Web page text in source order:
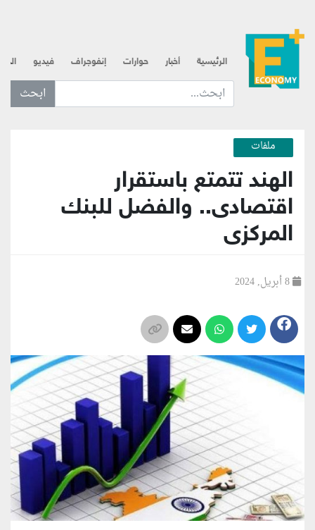
الرئيسية أخبار حوارات إنفوجراف فيديو
ابحث عن... :
ملفات
الهند تتمتع باستقرار
اقتصادى.. والفضل للبنك
المركزى